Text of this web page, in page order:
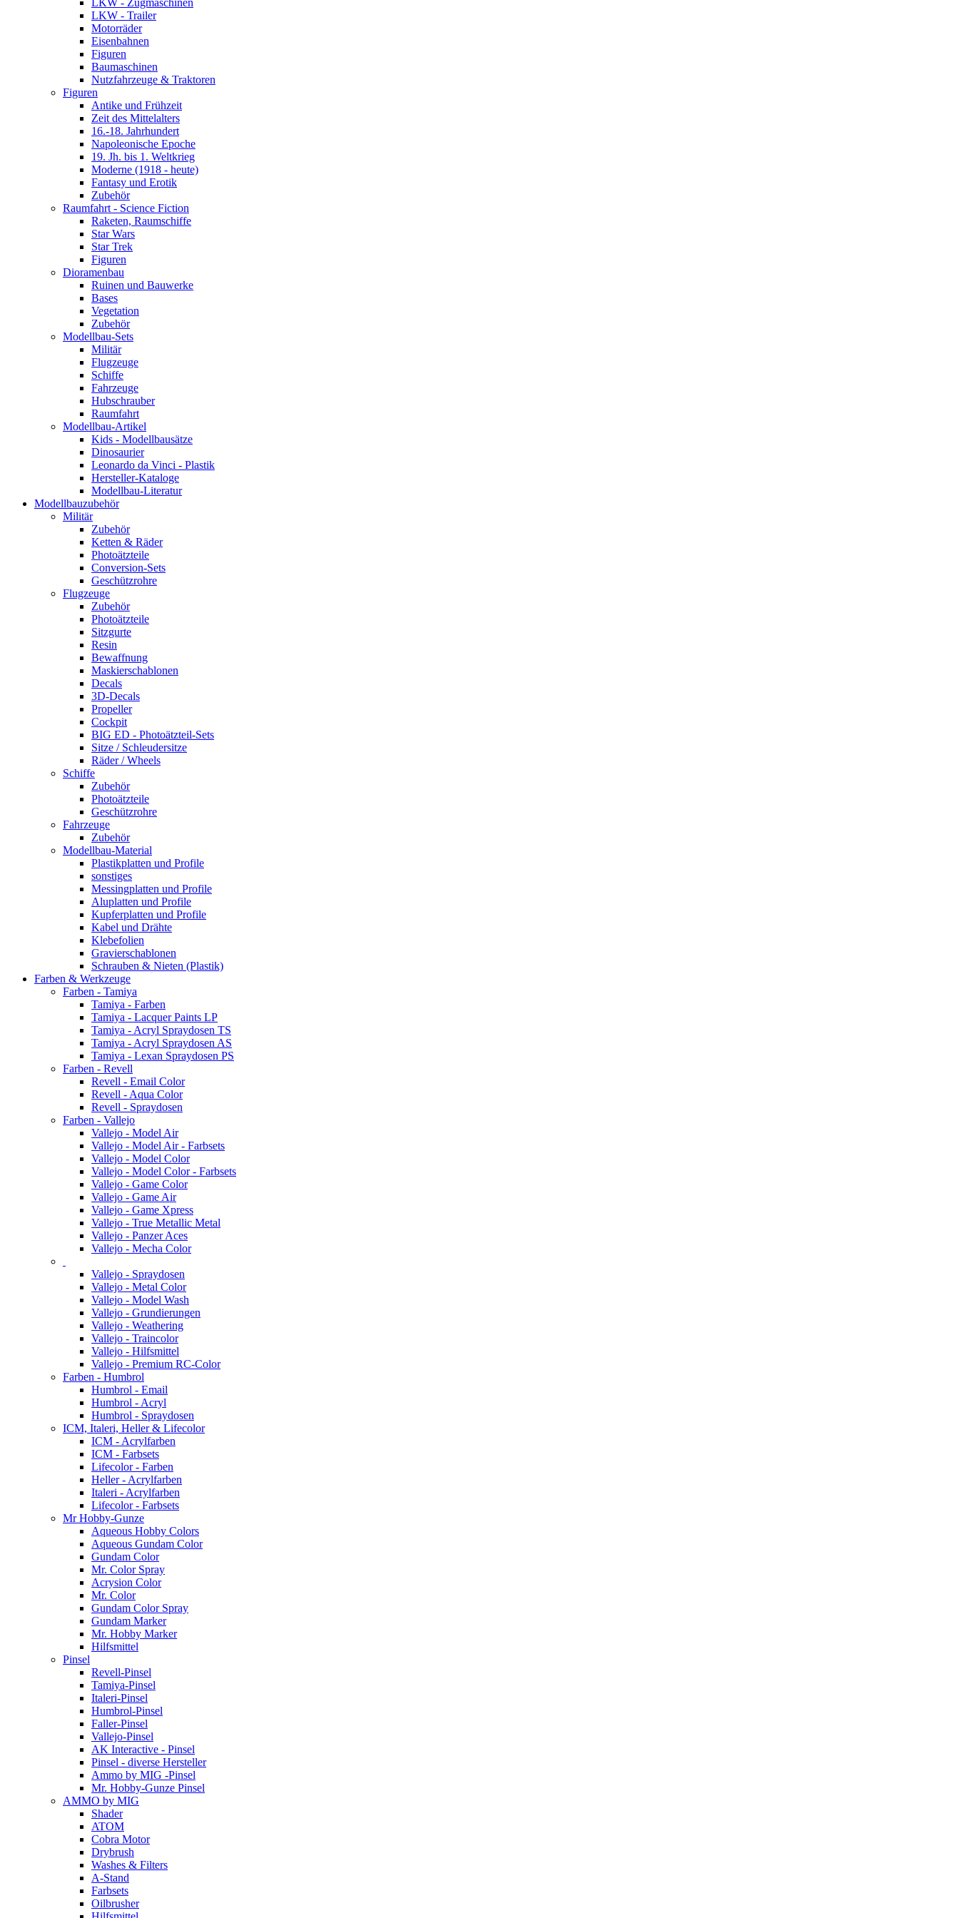
LKW - Zugmaschinen
LKW - Trailer
Motorräder
Eisenbahnen
Figuren
Baumaschinen
Nutzfahrzeuge & Traktoren
Figuren
Antike und Frühzeit
Zeit des Mittelalters
16.-18. Jahrhundert
Napoleonische Epoche
19. Jh. bis 1. Weltkrieg
Moderne (1918 - heute)
Fantasy und Erotik
Zubehör
Raumfahrt - Science Fiction
Raketen, Raumschiffe
Star Wars
Star Trek
Figuren
Dioramenbau
Ruinen und Bauwerke
Bases
Vegetation
Zubehör
Modellbau-Sets
Militär
Flugzeuge
Schiffe
Fahrzeuge
Hubschrauber
Raumfahrt
Modellbau-Artikel
Kids - Modellbausätze
Dinosaurier
Leonardo da Vinci - Plastik
Hersteller-Kataloge
Modellbau-Literatur
Modellbauzubehör
Militär
Zubehör
Ketten & Räder
Photoätzteile
Conversion-Sets
Geschützrohre
Flugzeuge
Zubehör
Photoätzteile
Sitzgurte
Resin
Bewaffnung
Maskierschablonen
Decals
3D-Decals
Propeller
Cockpit
BIG ED - Photoätzteil-Sets
Sitze / Schleudersitze
Räder / Wheels
Schiffe
Zubehör
Photoätzteile
Geschützrohre
Fahrzeuge
Zubehör
Modellbau-Material
Plastikplatten und Profile
sonstiges
Messingplatten und Profile
Aluplatten und Profile
Kupferplatten und Profile
Kabel und Drähte
Klebefolien
Gravierschablonen
Schrauben & Nieten (Plastik)
Farben & Werkzeuge
Farben - Tamiya
Tamiya - Farben
Tamiya - Lacquer Paints LP
Tamiya - Acryl Spraydosen TS
Tamiya - Acryl Spraydosen AS
Tamiya - Lexan Spraydosen PS
Farben - Revell
Revell - Email Color
Revell - Aqua Color
Revell - Spraydosen
Farben - Vallejo
Vallejo - Model Air
Vallejo - Model Air - Farbsets
Vallejo - Model Color
Vallejo - Model Color - Farbsets
Vallejo - Game Color
Vallejo - Game Air
Vallejo - Game Xpress
Vallejo - True Metallic Metal
Vallejo - Panzer Aces
Vallejo - Mecha Color
Vallejo - Spraydosen
Vallejo - Metal Color
Vallejo - Model Wash
Vallejo - Grundierungen
Vallejo - Weathering
Vallejo - Traincolor
Vallejo - Hilfsmittel
Vallejo - Premium RC-Color
Farben - Humbrol
Humbrol - Email
Humbrol - Acryl
Humbrol - Spraydosen
ICM, Italeri, Heller & Lifecolor
ICM - Acrylfarben
ICM - Farbsets
Lifecolor - Farben
Heller - Acrylfarben
Italeri - Acrylfarben
Lifecolor - Farbsets
Mr Hobby-Gunze
Aqueous Hobby Colors
Aqueous Gundam Color
Gundam Color
Mr. Color Spray
Acrysion Color
Mr. Color
Gundam Color Spray
Gundam Marker
Mr. Hobby Marker
Hilfsmittel
Pinsel
Revell-Pinsel
Tamiya-Pinsel
Italeri-Pinsel
Humbrol-Pinsel
Faller-Pinsel
Vallejo-Pinsel
AK Interactive - Pinsel
Pinsel - diverse Hersteller
Ammo by MIG -Pinsel
Mr. Hobby-Gunze Pinsel
AMMO by MIG
Shader
ATOM
Cobra Motor
Drybrush
Washes & Filters
A-Stand
Farbsets
Oilbrusher